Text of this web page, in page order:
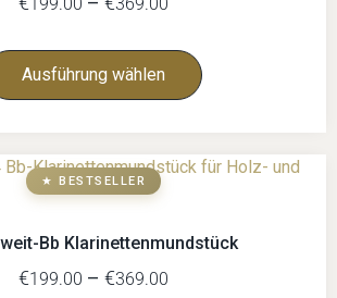
Ausführung wählen
★ BESTSELLER
Bb Klarinettenmundstück
€199.00 – €369.00